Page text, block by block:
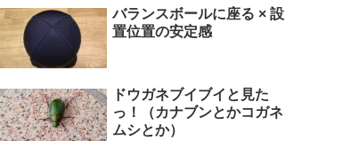
バランスボールに座る × 設
置位置の安定感
ドウガネブイブイと見た
っ！（カナブンとかコガネ
ムシとか）